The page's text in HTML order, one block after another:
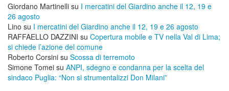
Giordano Martinelli su I mercatini del Giardino anche il 12, 19 e
26 agosto
Lino su I mercatini del Giardino anche il 12, 19 e 26 agosto
RAFFAELLO DAZZINI su ​Copertura mobile e TV nella Val di Lima;
si chiede l’azione del comune
Roberto Corsini su Scossa di terremoto
Simone Tomei su ANPI, sdegno e condanna per la scelta del
sindaco Puglia: “Non si strumentalizzi Don Milani”